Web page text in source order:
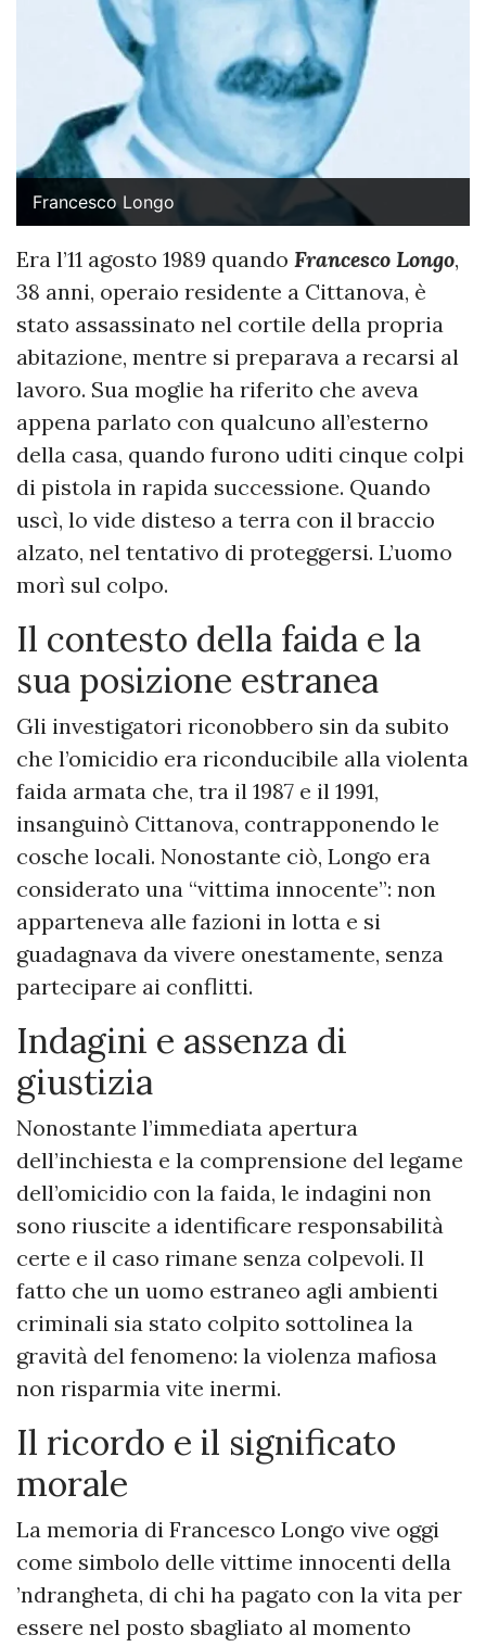
Francesco Longo
Era l’11 agosto 1989 quando Francesco Longo,
38 anni, operaio residente a Cittanova, è
stato assassinato nel cortile della propria
abitazione, mentre si preparava a recarsi al
lavoro. Sua moglie ha riferito che aveva
appena parlato con qualcuno all’esterno
della casa, quando furono uditi cinque colpi
di pistola in rapida successione. Quando
uscì, lo vide disteso a terra con il braccio
alzato, nel tentativo di proteggersi. L’uomo
morì sul colpo.
Il contesto della faida e la
sua posizione estranea
Gli investigatori riconobbero sin da subito
che l’omicidio era riconducibile alla violenta
faida armata che, tra il 1987 e il 1991,
insanguinò Cittanova, contrapponendo le
cosche locali. Nonostante ciò, Longo era
considerato una “vittima innocente”: non
apparteneva alle fazioni in lotta e si
guadagnava da vivere onestamente, senza
partecipare ai conflitti.
Indagini e assenza di
giustizia
Nonostante l’immediata apertura
dell’inchiesta e la comprensione del legame
dell’omicidio con la faida, le indagini non
sono riuscite a identificare responsabilità
certe e il caso rimane senza colpevoli. Il
fatto che un uomo estraneo agli ambienti
criminali sia stato colpito sottolinea la
gravità del fenomeno: la violenza mafiosa
non risparmia vite inermi.
Il ricordo e il significato
morale
La memoria di Francesco Longo vive oggi
come simbolo delle vittime innocenti della
’ndrangheta, di chi ha pagato con la vita per
essere nel posto sbagliato al momento